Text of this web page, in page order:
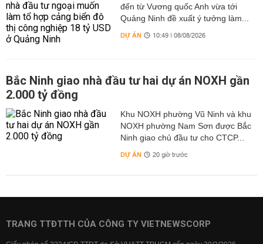
đến từ Vương quốc Anh vừa tới
Quảng Ninh đề xuất ý tưởng làm...
DỰ ÁN 10:49 | 08/08/2026
Bắc Ninh giao nhà đầu tư hai dự án NOXH gần
2.000 tỷ đồng
Khu NOXH phường Vũ Ninh và khu
NOXH phường Nam Sơn được Bắc
Ninh giao chủ đầu tư cho CTCP...
DỰ ÁN 20 giờ trước
TRANG TTĐTTH CỦA CÔNG TY VIETNEWSCORP